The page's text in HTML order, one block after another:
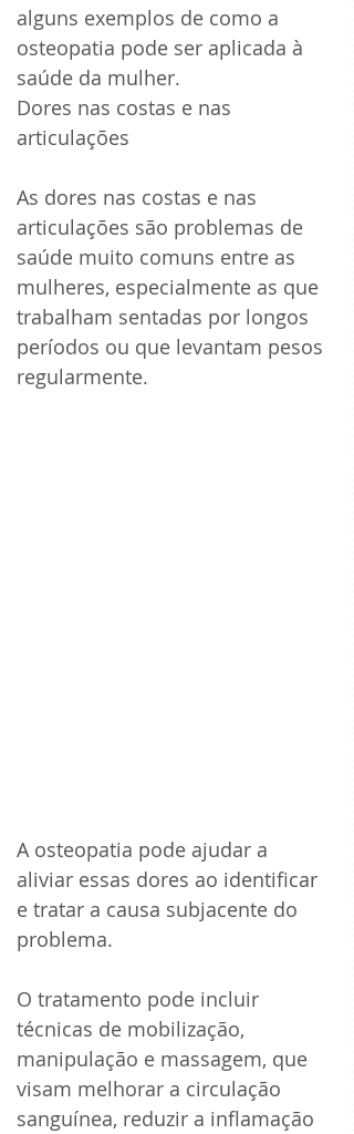
alguns exemplos de como a
osteopatia pode ser aplicada à
saúde da mulher.
Dores nas costas e nas
articulações
As dores nas costas e nas
articulações são problemas de
saúde muito comuns entre as
mulheres, especialmente as que
trabalham sentadas por longos
períodos ou que levantam pesos
regularmente.
A osteopatia pode ajudar a
aliviar essas dores ao identificar
e tratar a causa subjacente do
problema.
O tratamento pode incluir
técnicas de mobilização,
manipulação e massagem, que
visam melhorar a circulação
sanguínea, reduzir a inflamação